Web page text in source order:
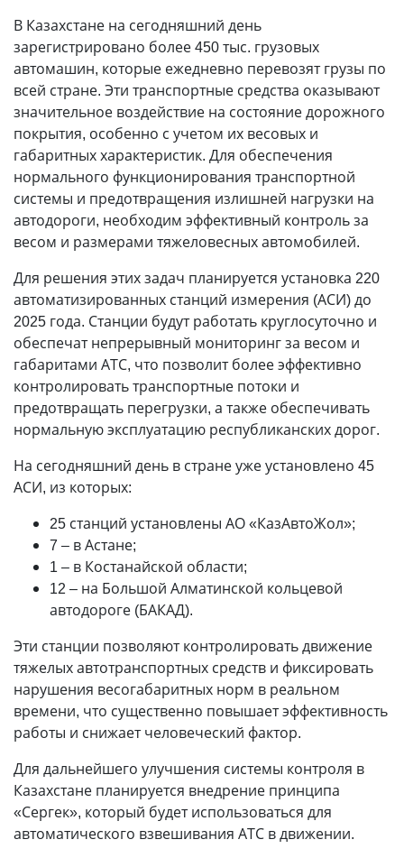
В Казахстане на сегодняшний день
зарегистрировано более 450 тыс. грузовых
автомашин, которые ежедневно перевозят грузы по
всей стране. Эти транспортные средства оказывают
значительное воздействие на состояние дорожного
покрытия, особенно с учетом их весовых и
габаритных характеристик. Для обеспечения
нормального функционирования транспортной
системы и предотвращения излишней нагрузки на
автодороги, необходим эффективный контроль за
весом и размерами тяжеловесных автомобилей.
Для решения этих задач планируется установка 220
автоматизированных станций измерения (АСИ) до
2025 года. Станции будут работать круглосуточно и
обеспечат непрерывный мониторинг за весом и
габаритами АТС, что позволит более эффективно
контролировать транспортные потоки и
предотвращать перегрузки, а также обеспечивать
нормальную эксплуатацию республиканских дорог.
На сегодняшний день в стране уже установлено 45
АСИ, из которых:
25 станций установлены АО «КазАвтоЖол»;
7 – в Астане;
1 – в Костанайской области;
12 – на Большой Алматинской кольцевой
автодороге (БАКАД).
Эти станции позволяют контролировать движение
тяжелых автотранспортных средств и фиксировать
нарушения весогабаритных норм в реальном
времени, что существенно повышает эффективность
работы и снижает человеческий фактор.
Для дальнейшего улучшения системы контроля в
Казахстане планируется внедрение принципа
«Сергек», который будет использоваться для
автоматического взвешивания АТС в движении.